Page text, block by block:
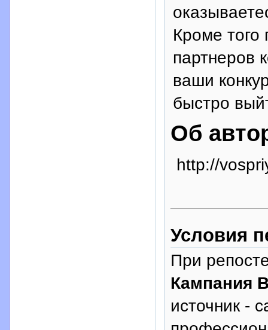
Кроме того
партнеров
ваши
быстро
Об
http://
Условия
При
Кампания
источник -